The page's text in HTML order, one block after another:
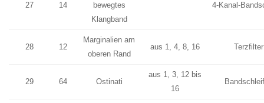
27 14
bewegtes
Klangband
4-Kanal-
28 12
Marginalien am
oberen Rand
aus 1, 4, 8, 16 Terzfilter
29 64 Ostinati
aus 1, 3, 12 bis
16